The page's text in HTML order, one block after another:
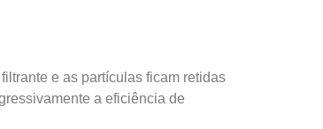
e as partículas ficam retidas
a eficiência de